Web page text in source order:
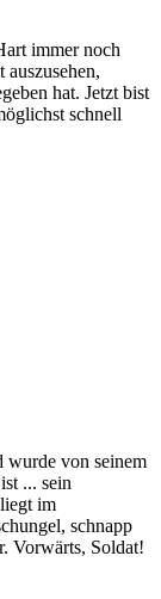
immer noch
hat. Jetzt bist
schnell
wurde von seinem
... sein
im
schnapp
Vorwärts, Soldat!